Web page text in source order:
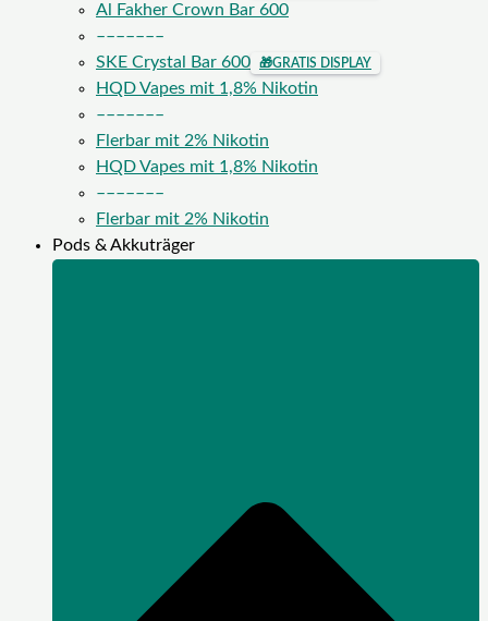
Al Fakher Crown Bar 600
–––––––
SKE Crystal Bar 600
🎁GRATIS DISPLAY
HQD Vapes mit 1,8% Nikotin
–––––––
Flerbar mit 2% Nikotin
HQD Vapes mit 1,8% Nikotin
–––––––
Flerbar mit 2% Nikotin
Pods & Akkuträger